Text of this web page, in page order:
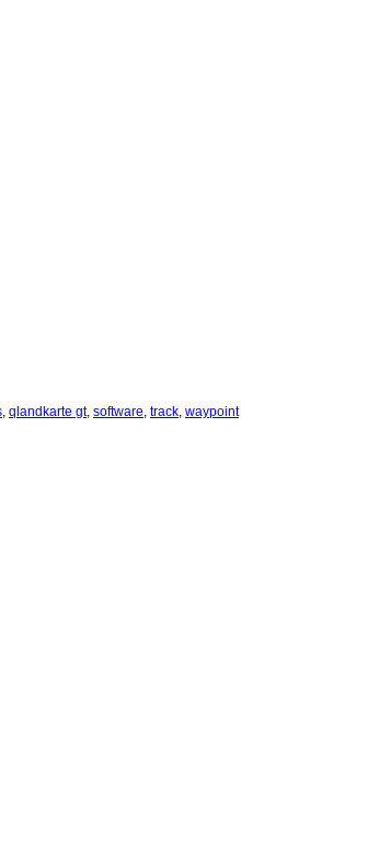
, qlandkarte gt, software, track, waypoint